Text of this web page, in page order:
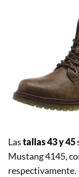
Lastallas 43 y 45
Mustang 4145,
respectivamente.